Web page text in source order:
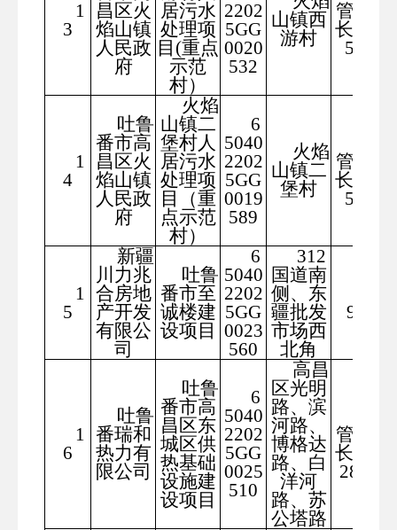
1
3
昌区火
焰山镇
人民政
府
居污水
处理项
目(重点
示范
村）
2202
5GG
0020
532
山镇西
游村
管道总
长度68
50米
1
4
吐鲁
番市高
昌区火
焰山镇
人民政
府
火焰
山镇二
堡村人
居污水
处理项
目（重
点示范
村）
6
5040
2202
5GG
0019
589
火焰
山镇二
堡村
管道总
长度68
50米
1
5
新疆
川力兆
合房地
产开发
有限公
司
吐鲁
番市至
诚楼建
设项目
6
5040
2202
5GG
0023
560
312
国道南
侧、东
疆批发
市场西
北角
9.97
1
6
吐鲁
番瑞和
热力有
限公司
吐鲁
番市高
昌区东
城区供
热基础
设施建
设项目
6
5040
2202
5GG
0025
510
高昌
区光明
路、滨
河路、
博格达
路、白
洋河
路、苏
公塔路
管网总
长度10
280米